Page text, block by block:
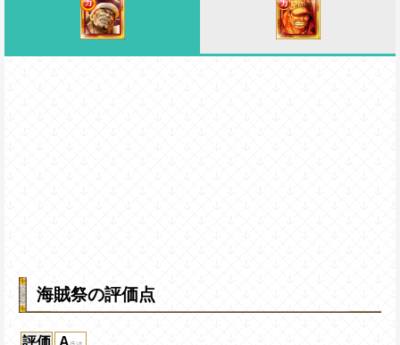
海賊祭の評価点